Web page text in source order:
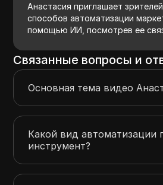
Анастасия приглашает
способов автоматизации
помощью ИИ, посмотрев ее
Связанные вопросы и
Основная тема видео
Какой вид автоматизации
инструмент?